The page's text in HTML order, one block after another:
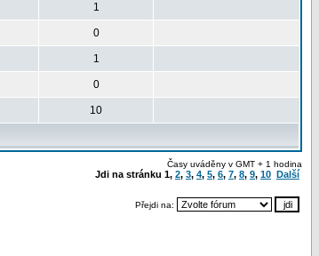
1
0
1
0
10
Časy uváděny v GMT + 1 hodina
Jdi na stránku 1, 2, 3, 4, 5, 6, 7, 8, 9, 10 Další
Přejdi na: